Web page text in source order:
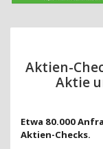
Aktien-
Aktie
Etwa 80.000
Aktien-Checks.